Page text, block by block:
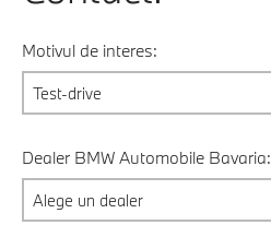
Motivul de interes:
Dealer BMW Automobile Bavaria: